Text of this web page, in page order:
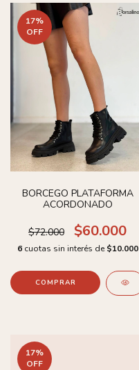
17%
OFF
BORCEGO PLATAFORMA
ACORDONADO
$72.000 $60.000
6 cuotas sin interés de $10.000
COMPRAR
17%
OFF